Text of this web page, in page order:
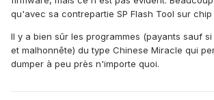
qu'avec sa contrepartie SP Flash Tool sur chip
Il y a bien sûr les programmes (payants sauf
et malhonnête) du type Chinese Miracle qui
dumper à peu près n'importe quoi.